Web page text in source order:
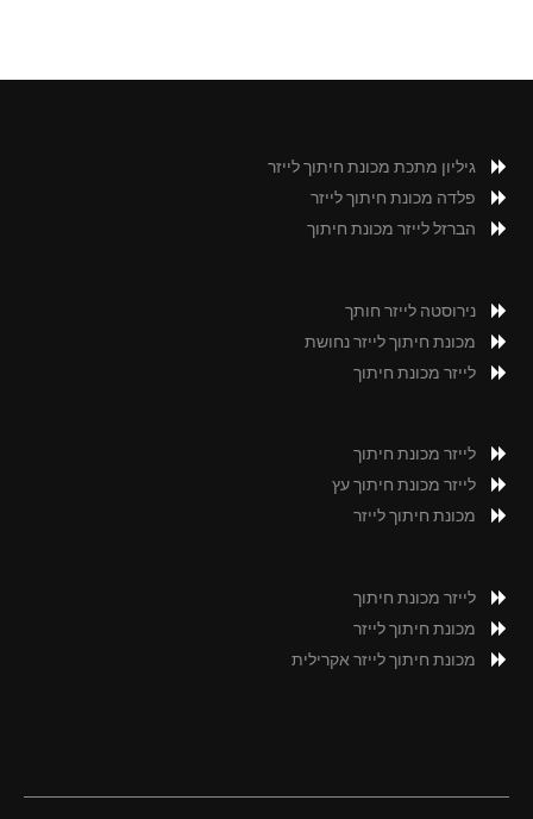
גיליון מתכת מכונת חיתוך לייזר
פלדה מכונת חיתוך לייזר
הברזל לייזר מכונת חיתוך
נירוסטה לייזר חותך
מכונת חיתוך לייזר נחושת
לייזר מכונת חיתוך
לייזר מכונת חיתוך
לייזר מכונת חיתוך עץ
מכונת חיתוך לייזר
לייזר מכונת חיתוך
מכונת חיתוך לייזר
מכונת חיתוך לייזר אקרילית